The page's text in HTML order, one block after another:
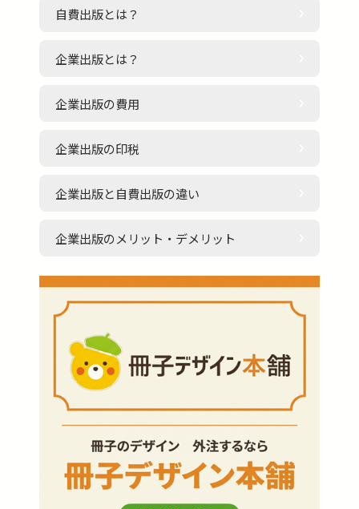
自費出版とは？
企業出版とは？
企業出版の費用
企業出版の印税
企業出版と自費出版の違い
企業出版のメリット・デメリット